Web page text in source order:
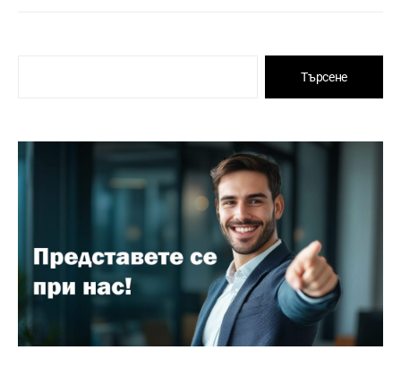
Търсене